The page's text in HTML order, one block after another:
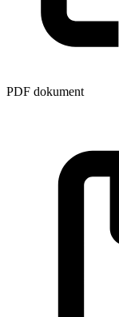
PDF dokument